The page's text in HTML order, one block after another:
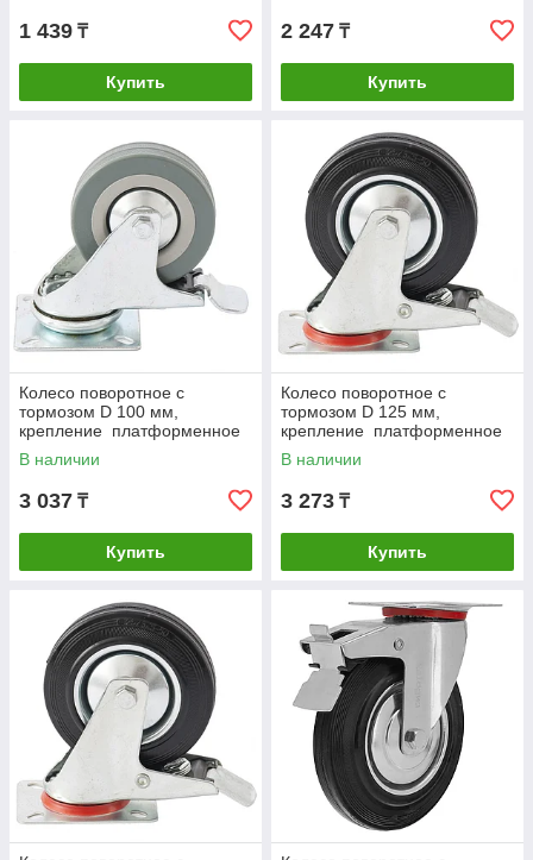
1 439 ₸
Купить
2 247 ₸
Купить
Колесо поворотное с
тормозом D 100 мм,
крепление платформенное
Сибртех
В наличии
3 037 ₸
Купить
Колесо поворотное с
тормозом D 125 мм,
крепление платформенное
Сибртех
В наличии
3 273 ₸
Купить